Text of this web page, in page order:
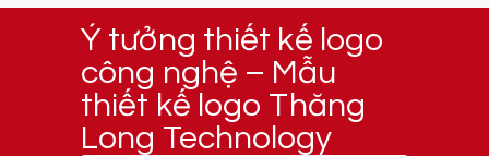
Ý tưởng thiết kế logo
công nghệ – Mẫu
thiết kế logo Thăng
Long Technology